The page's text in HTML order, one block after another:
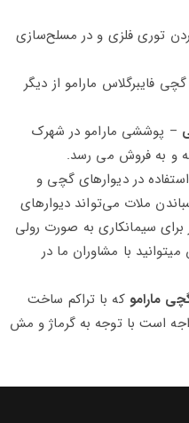
توری فلزی و در مسلح‌سازی
فایبرگلاس مارامو از دیگر
– پوششی مارامو در شهرک
و به فروش می رسد.
در دیوارهای گچی و
ملات می‌تواند دیوارهای
برای سیمانکاری به صورت رولی
با مشاوران ما در
ماراموکه با تراکم ساخت
است با توجه به گرماژ و مش